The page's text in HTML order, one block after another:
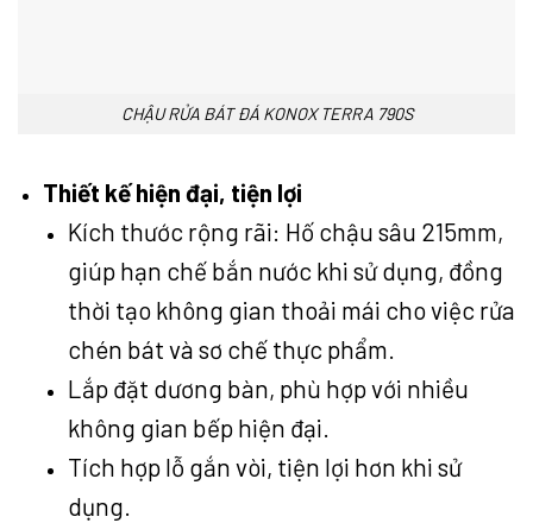
CHẬU RỬA BÁT ĐÁ KONOX TERRA 790S
Thiết kế hiện đại, tiện lợi
Kích thước rộng rãi: Hố chậu sâu 215mm,
giúp hạn chế bắn nước khi sử dụng, đồng
thời tạo không gian thoải mái cho việc rửa
chén bát và sơ chế thực phẩm.
Lắp đặt dương bàn, phù hợp với nhiều
không gian bếp hiện đại.
Tích hợp lỗ gắn vòi, tiện lợi hơn khi sử
dụng.